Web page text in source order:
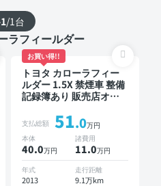
/1台
ラフィールダー
お買い得!!
トヨタ カローラフィー
ルダー 1.5X 禁煙車 整備
記録簿あり 販売店オプ
スキー ETC バックモニ
ター ドライブレコーダ
ー
支払総額 51.0万円
本体
40.0万円
諸費用
11.0万円
年式
2013
走行距離
9.1万km